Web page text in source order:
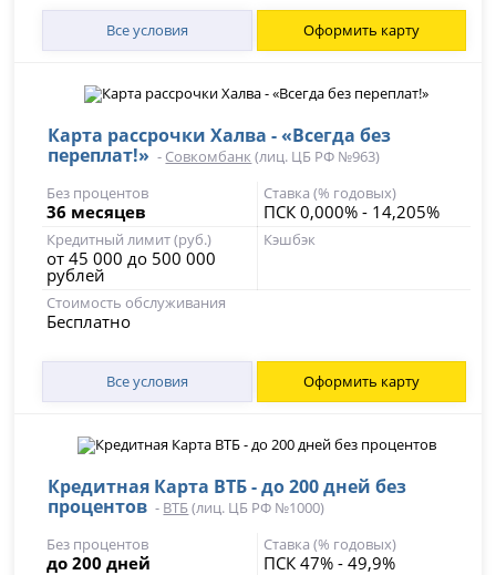
Все условия Оформить карту
Карта рассрочки Халва - «Всегда без
переплат!» - Совкомбанк (лиц. ЦБ РФ №963)
Без процентов
36 месяцев
Ставка (% годовых)
ПСК 0,000% - 14,205%
Кредитный лимит (руб.)
от 45 000 до 500 000
рублей
Кэшбэк
Стоимость обслуживания
Бесплатно
Все условия Оформить карту
Кредитная Карта ВТБ - до 200 дней без
процентов - ВТБ(лиц. ЦБ РФ №1000)
Без процентов
до 200 дней
Ставка (% годовых)
ПСК 47% - 49,9%